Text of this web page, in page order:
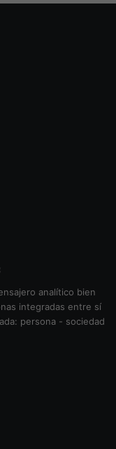
analítico bien
integradas entre sí
persona - sociedad